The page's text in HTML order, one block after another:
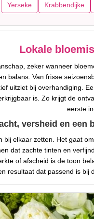
Yerseke Krabbendijke
Lokale
zeker wanneer
balans. Van frisse
uitziet bij overhandiging.
is. Zo krijgt de
eerste
versheid en een
elkaar zetten. Het gaat
dat zachte tinten en
of afscheid is de toon
resultaat dat passend is